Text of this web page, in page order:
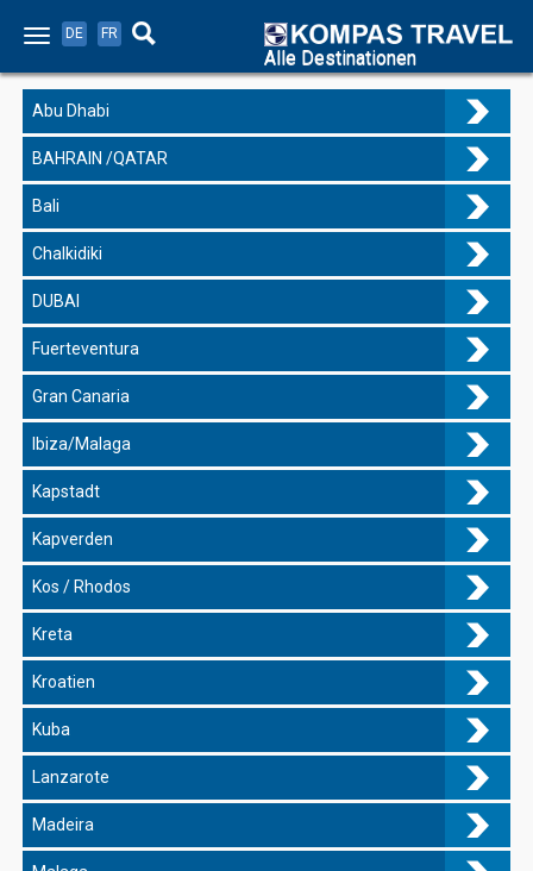
DE FR
Alle Destinationen
Abu Dhabi
BAHRAIN /QATAR
Bali
Chalkidiki
DUBAI
Fuerteventura
Gran Canaria
Ibiza/Malaga
Kapstadt
Kapverden
Kos / Rhodos
Kreta
Kroatien
Kuba
Lanzarote
Madeira